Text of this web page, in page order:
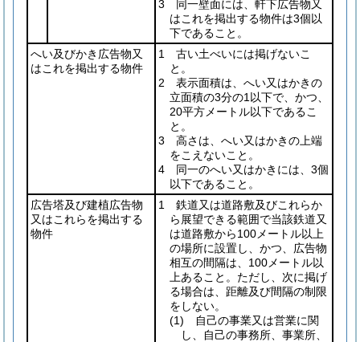
3 同一壁面には、軒下広告物又
はこれを掲出する物件は3個以
下であること。
へい及びかき広告物又
はこれを掲出する物件
1 古い土べいには掲げないこ
と。
2 表示面積は、へい又はかきの
立面積の3分の1以下で、かつ、
20平方メートル以下であるこ
と。
3 高さは、へい又はかきの上端
をこえないこと。
4 同一のへい又はかきには、3個
以下であること。
広告塔及び建植広告物
又はこれらを掲出する
物件
1 鉄道又は道路敷及びこれらか
ら展望できる範囲で当該鉄道又
は道路敷から100メートル以上
の場所に設置し、かつ、広告物
相互の間隔は、100メートル以
上あること。ただし、次に掲げ
る場合は、距離及び間隔の制限
をしない。
(1) 自己の事業又は営業に関
し、自己の事務所、事業所、